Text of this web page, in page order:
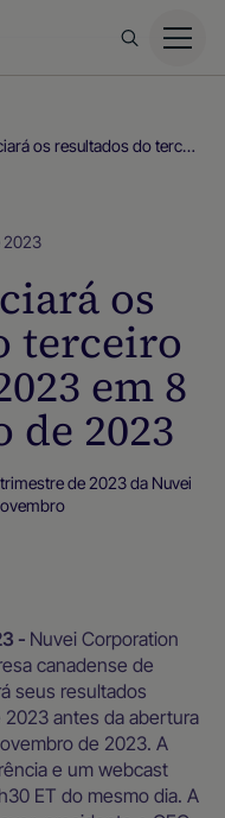
Nuvei anunciará os resultados do terceiro trimestre de 2023 em 8 de novembro de 2023
2023
os
terceiro
em 8
de 2023
de 2023 da Nuvei
- Nuvei Corporation
canadense de
seus resultados
antes da abertura
de 2023. A
e um webcast
ET do mesmo dia. A